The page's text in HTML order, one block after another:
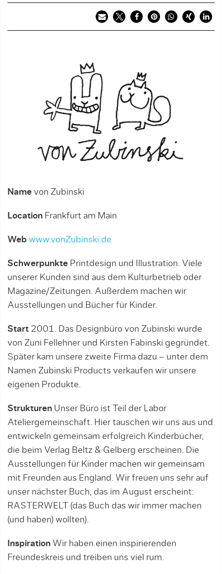
Name von Zubinski
Location Frankfurt am Main
Web www.vonZubinski.de
Schwerpunkte Printdesign und Illustration. Viele
unserer Kunden sind aus dem Kulturbetrieb oder
Magazine/Zeitungen. Außerdem machen wir
Ausstellungen und Bücher für Kinder.
Start 2001. Das Designbüro von Zubinski wurde
von Zuni Fellehner und Kirsten Fabinski gegründet.
Später kam unsere zweite Firma dazu – unter dem
Namen Zubinski Products verkaufen wir unsere
eigenen Produkte.
Strukturen Unser Büro ist Teil der Labor
Ateliergemeinschaft. Hier tauschen wir uns aus und
entwickeln gemeinsam erfolgreich Kinderbücher,
die beim Verlag Beltz & Gelberg erscheinen. Die
Ausstellungen für Kinder machen wir gemeinsam
mit Freunden aus England. Wir freuen uns sehr auf
unser nächster Buch, das im August erscheint:
RASTERWELT (das Buch das wir immer machen
(und haben) wollten).
Inspiration Wir haben einen inspirierenden
Freundeskreis und treiben uns viel rum.